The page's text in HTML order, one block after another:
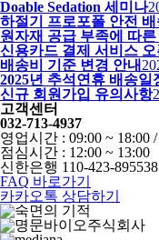
Doable Sedation 세미나
하절기 프로포폴 안전
원자재 공급 부족에 따
신용카드 결제 서비스 오
배송비 기준 변경 안내
2025년 추석연휴 배송일
신규 회원가입 유의사항
고객센터
032-713-4937
영업시간 : 09:00 ~ 18:00
점심시간 : 12:00 ~ 13:00
신한은행 110-423-
FAQ 바로가기
카카오톡 상담하기